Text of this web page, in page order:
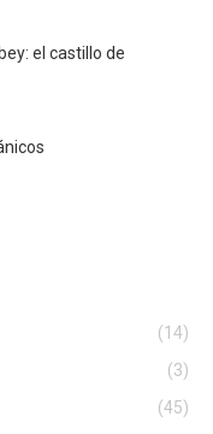
el castillo de
(14)
(3)
(45)